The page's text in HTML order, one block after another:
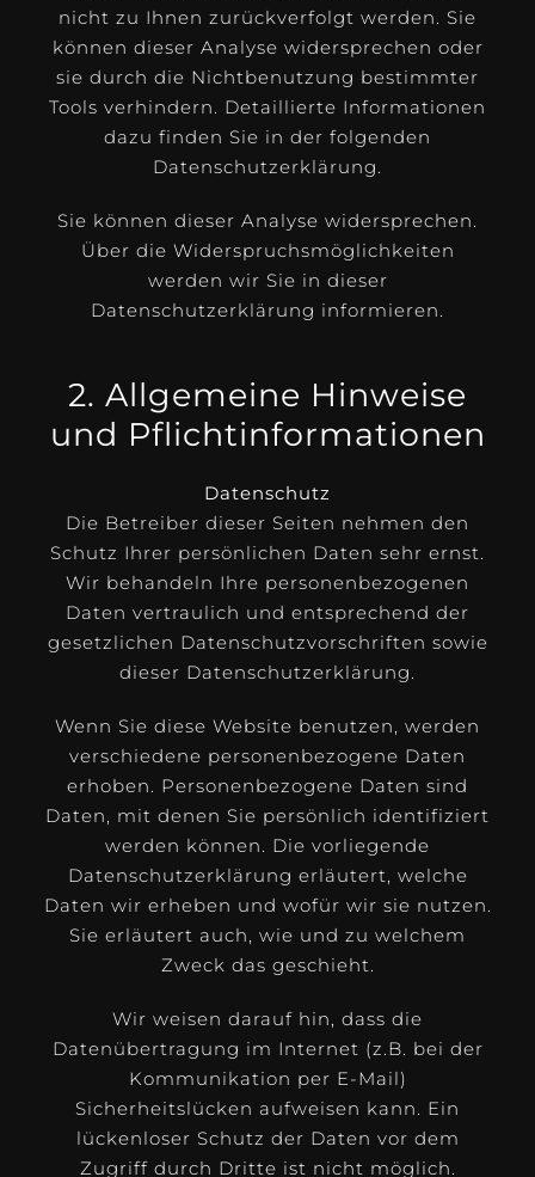
nicht zu Ihnen zurückverfolgt werden. Sie
können dieser Analyse widersprechen oder
sie durch die Nichtbenutzung bestimmter
Tools verhindern. Detaillierte Informationen
dazu finden Sie in der folgenden
Datenschutzerklärung.
Sie können dieser Analyse widersprechen.
Über die Widerspruchsmöglichkeiten
werden wir Sie in dieser
Datenschutzerklärung informieren.
2. Allgemeine Hinweise
und Pflichtinformationen
Datenschutz
Die Betreiber dieser Seiten nehmen den
Schutz Ihrer persönlichen Daten sehr ernst.
Wir behandeln Ihre personenbezogenen
Daten vertraulich und entsprechend der
gesetzlichen Datenschutzvorschriften sowie
dieser Datenschutzerklärung.
Wenn Sie diese Website benutzen, werden
verschiedene personenbezogene Daten
erhoben. Personenbezogene Daten sind
Daten, mit denen Sie persönlich identifiziert
werden können. Die vorliegende
Datenschutzerklärung erläutert, welche
Daten wir erheben und wofür wir sie nutzen.
Sie erläutert auch, wie und zu welchem
Zweck das geschieht.
Wir weisen darauf hin, dass die
Datenübertragung im Internet (z.B. bei der
Kommunikation per E-Mail)
Sicherheitslücken aufweisen kann. Ein
lückenloser Schutz der Daten vor dem
Zugriff durch Dritte ist nicht möglich.